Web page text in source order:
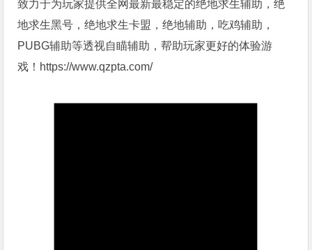
致力于为玩家提供全网最新最稳定的绝地求生辅助，绝
地求生黑号，绝地求生卡盟，绝地辅助，吃鸡辅助，
PUBG辅助等透视自瞄辅助，帮助玩家更好的体验游
戏！https://www.qzpta.com/